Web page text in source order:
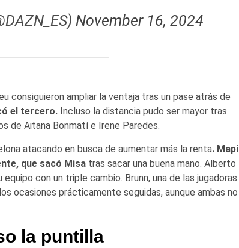
November 16, 2024
consiguieron ampliar la ventaja tras un pase atrás de
el tercero.Incluso la distancia pudo ser mayor tras
de Aitana Bonmatí e Irene Paredes.
atacando en busca de aumentar más la renta. Mapi
que sacó Misatras sacar una buena mano. Alberto
con un triple cambio. Brunn, una de las jugadoras
ocasiones prácticamente seguidas, aunque ambas no
la puntilla